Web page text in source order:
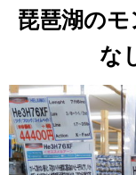
琵琶湖の
な